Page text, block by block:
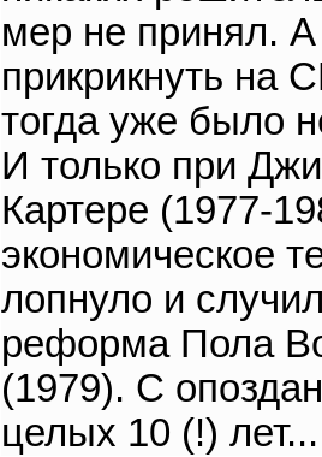
мер не принял. А
прикрикнуть на
тогда уже было
И только при
Картере (1977-
экономическое
лопнуло и
реформа Пола
(1979). С
целых 10 (!) лет...